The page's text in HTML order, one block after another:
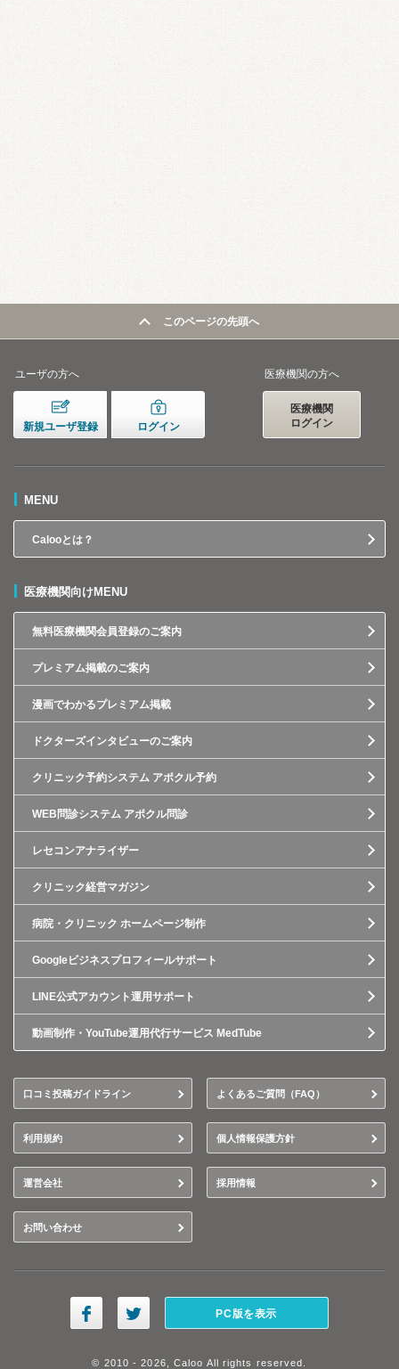
このページの先頭へ
ユーザの方へ
新規ユーザ登録 ログイン
医療機関の方へ
医療機関
ログイン
MENU
Calooとは？
医療機関向けMENU
無料医療機関会員登録のご案内
プレミアム掲載のご案内
漫画でわかるプレミアム掲載
ドクターズインタビューのご案内
クリニック予約システム アポクル予約
WEB問診システム アポクル問診
レセコンアナライザー
クリニック経営マガジン
病院・クリニック ホームページ制作
Googleビジネスプロフィールサポート
LINE公式アカウント運用サポート
動画制作・YouTube運用代行サービス MedTube
口コミ投稿ガイドライン よくあるご質問（FAQ）
利用規約 個人情報保護方針
運営会社 採用情報
お問い合わせ
PC版を表示
© 2010 - 2026, Caloo All rights reserved.